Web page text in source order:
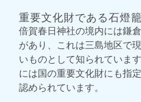
重要文化財である石燈籠
倍賀春日神社の境内には鎌
があり、これは三島地区で
いものとして知られていま
には国の重要文化財にも指
認められています。